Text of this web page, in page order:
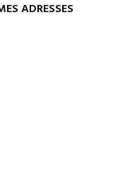
ADRESSES